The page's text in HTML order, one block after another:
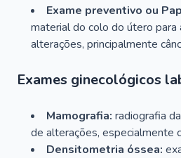
Exame preventivo ou
material do colo do útero para
alterações, principalmente
Exames ginecológicos
Mamografia: radiografia
de alterações, especialmente
Densitometria óssea: